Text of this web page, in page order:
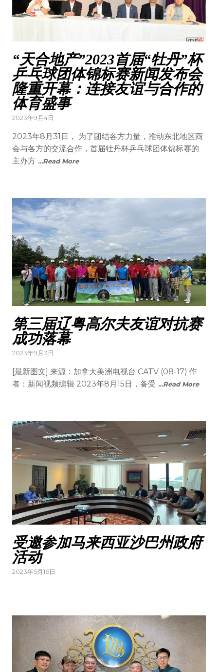
“天合地产”2023首届“牡丹”杯
乒乓球团体锦标赛新闻发布会
隆重开幕：连接友谊与合作的
体育盛事
Posted
2023年9月4日
2023年8月31日， 为了团结各方力量，推动东北地区商
会与各方的交流合作，首届牡丹杯乒乓球团体锦标赛的
主办方 …Read More
第三届辽粤高尔夫友谊对抗赛
成功落幕
Posted
2023年9月3日
[最新图文] 来源：加拿大美洲电视台 CATV (08-17) 作
者：新闻视频编辑 2023年8月15日，备受 …Read More
受邀参加马来西亚沙巴州政府
活动
Posted
2023年5月16日